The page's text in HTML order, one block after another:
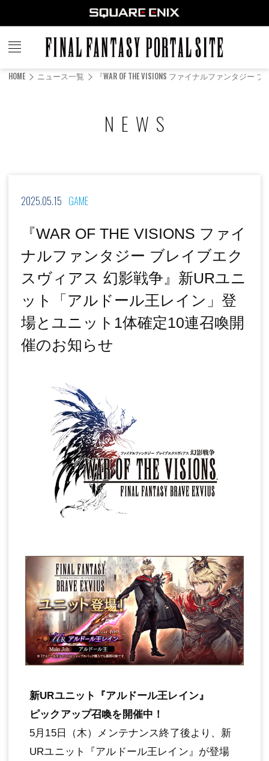
FINAL
FANTASY
HOME ニュース一覧 『WAR OF THE VISIONS ファイナルファンタジ
NEWS
GAME
2025.05.15
『WAR OF THE VISIONS ファイ
ナルファンタジー ブレイブエク
スヴィアス 幻影戦争』新URユニ
ット「アルドール王レイン」登
場とユニット1体確定10連召喚開
催のお知らせ
新URユニット『アルドール王レイン』
ピックアップ召喚を開催中！
5月15日（木）メンテナンス終了後より、新
URユニット『アルドール王レイン』が登場